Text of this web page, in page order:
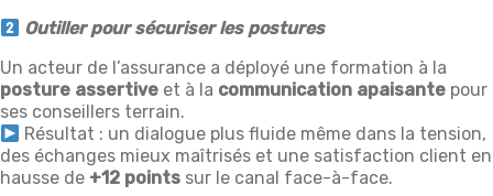
Outiller pour sécuriser les postures
Un acteur de l’assurance a déployé une formation à la
posture assertive et à la communication apaisante pour
ses conseillers terrain.
Résultat : un dialogue plus fluide même dans la tension,
des échanges mieux maîtrisés et une satisfaction client en
hausse de +12 points sur le canal face-à-face.